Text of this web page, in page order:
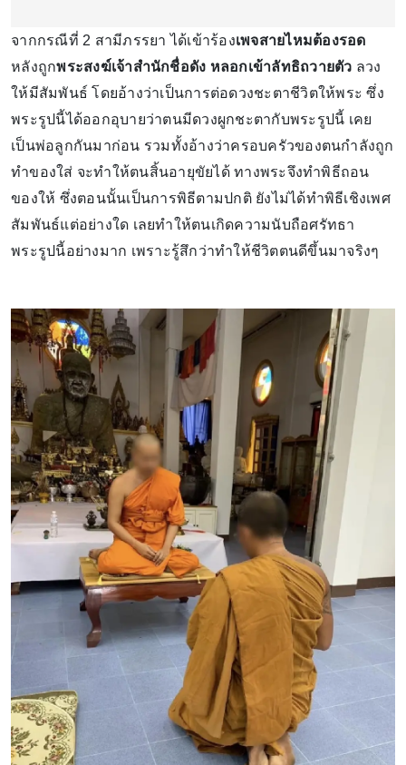
จากกรณีที่ 2 สามีภรรยา ได้เข้าร้องเพจสายไหมต้องรอด
หลังถูกพระสงฆ์เจ้าสำนักชื่อดัง หลอกเข้าลัทธิถวายตัว ลวง
ให้มีสัมพันธ์ โดยอ้างว่าเป็นการต่อดวงชะตาชีวิตให้พระ ซึ่ง
พระรูปนี้ได้ออกอุบายว่าตนมีดวงผูกชะตากับพระรูปนี้ เคย
เป็นพ่อลูกกันมาก่อน รวมทั้งอ้างว่าครอบครัวของตนกำลังถูก
ทำของใส่ จะทำให้ตนสิ้นอายุขัยได้ ทางพระจึงทำพิธีถอน
ของให้ ซึ่งตอนนั้นเป็นการพิธีตามปกติ ยังไม่ได้ทำพิธีเชิงเพศ
สัมพันธ์แต่อย่างใด เลยทำให้ตนเกิดความนับถือศรัทธา
พระรูปนี้อย่างมาก เพราะรู้สึกว่าทำให้ชีวิตตนดีขึ้นมาจริงๆ